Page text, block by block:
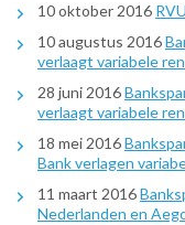
10 oktober 2016
10 augustus 2016
verlaagt variabele
28 juni 2016
verlaagt variabele
18 mei 2016
Bank verlagen
11 maart 2016
Nederlanden en